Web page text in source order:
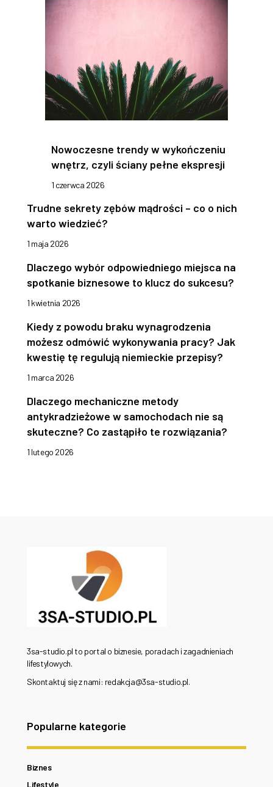
Nowoczesne trendy w wykończeniu
wnętrz, czyli ściany pełne ekspresji
1 czerwca 2026
Trudne sekrety zębów mądrości – co o nich
warto wiedzieć?
1 maja 2026
Dlaczego wybór odpowiedniego miejsca na
spotkanie biznesowe to klucz do sukcesu?
1 kwietnia 2026
Kiedy z powodu braku wynagrodzenia
możesz odmówić wykonywania pracy? Jak
kwestię tę regulują niemieckie przepisy?
1 marca 2026
Dlaczego mechaniczne metody
antykradzieżowe w samochodach nie są
skuteczne? Co zastąpiło te rozwiązania?
1 lutego 2026
3sa-studio.pl to portal o biznesie, poradach i zagadnieniach
lifestylowych.
Skontaktuj się z nami: redakcja@3sa-studio.pl.
Popularne kategorie
Biznes
Lifestyle